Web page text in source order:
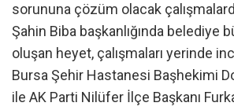
sorununa çözüm olacak
Şahin Biba başkanlığında belediye
oluşan heyet, çalışmaları yerinde
Bursa Şehir Hastanesi Başhekimi
ile AK Parti Nilüfer İlçe Başkanı